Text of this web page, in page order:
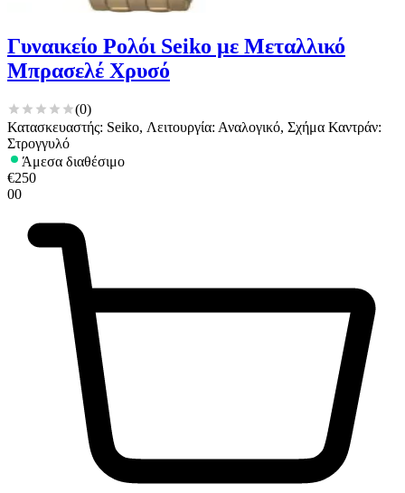
Γυναικείο Ρολόι Seiko με Μεταλλικό
Μπρασελέ Χρυσό
(0)
Κατασκευαστής: Seiko, Λειτουργία: Αναλογικό, Σχήμα Καντράν:
Στρογγυλό
Άμεσα διαθέσιμο
€250
00